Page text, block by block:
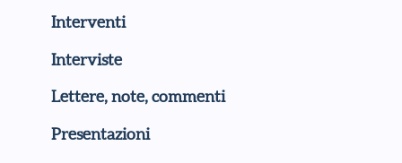
Interventi
Interviste
Lettere, note, commenti
Presentazioni